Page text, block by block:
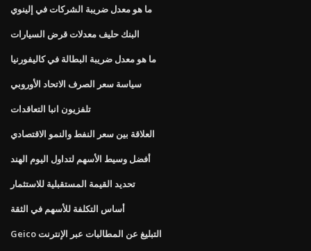
ما هو معدل ضريبة الشركات في إلينوي
البنك حليف معدلات قرض السيارات
ما هو معدل ضريبة البطالة في كاليفورنيا
سياسة سعر الصرف الاتحاد الأوروبي
تلفزيون انبا التعاقدات
العلاقة بين سعر النفط والنمو الاقتصادي
أفضل وسيط الأسهم لتداول اليوم الهند
تحديد القيمة المستقبلية للاستثمار
أساس التكلفة للأسهم في الثقة
Geico التبليغ عن المطالبات عبر الإنترنت